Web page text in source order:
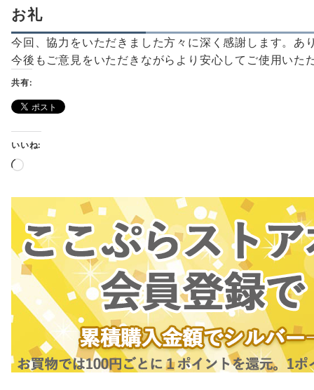
お礼
今回、協力をいただきました方々に深く感謝します。あ
今後もご意見をいただきながらより安心してご使用いた
共有:
いいね:
読
込
み
中…